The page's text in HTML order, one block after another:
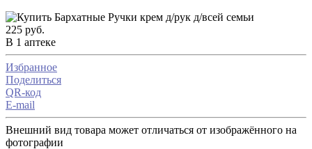
225 руб.
В 1 аптеке
Избранное
Поделиться
QR-код
E-mail
Внешний вид товара может отличаться от изображённого на
фотографии